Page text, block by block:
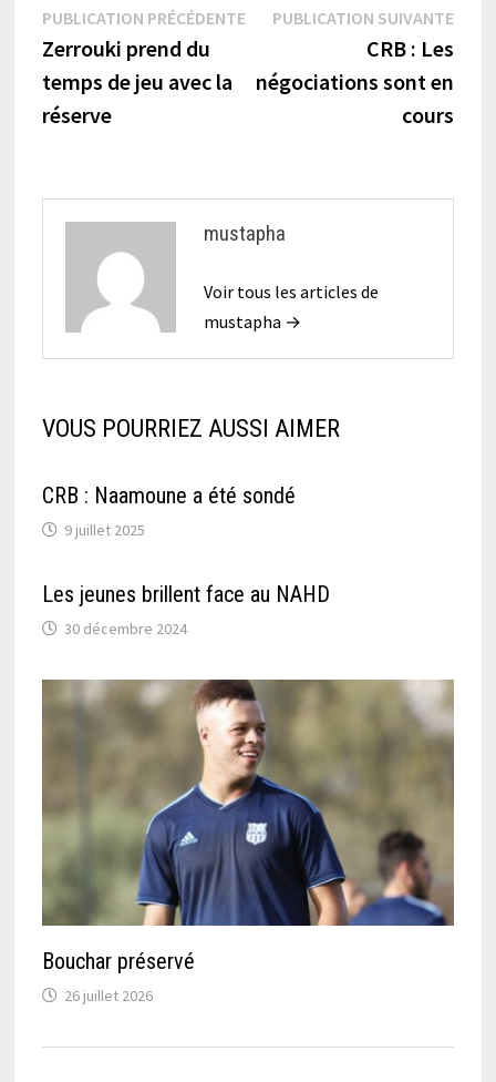
Navigation
de
l’article
PUBLICATION PRÉCÉDENTEPublication
Zerrouki prend du
temps de jeu avec la
réserve
PUBLICATION SUIVANTE
CRB : Les
négociations sont en
cours
mustapha
Voir tous les articles de
mustapha →
VOUS POURRIEZ AUSSI AIMER
CRB : Naamoune a été sondé
9 juillet 2025
Les jeunes brillent face au NAHD
30 décembre 2024
Bouchar préservé
26 juillet 2026